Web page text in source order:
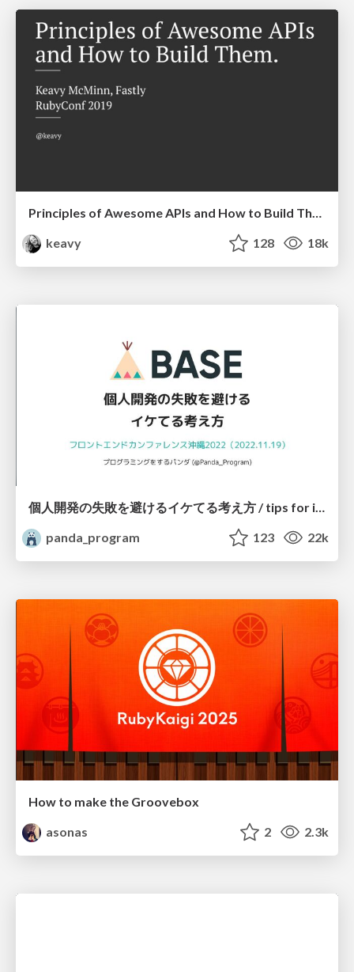
keavy
128 18k
個人開発の失敗を避けるイケてる考え方 / tips for indie hackers
panda_program
123 22k
How to make the Groovebox
asonas
2 2.3k